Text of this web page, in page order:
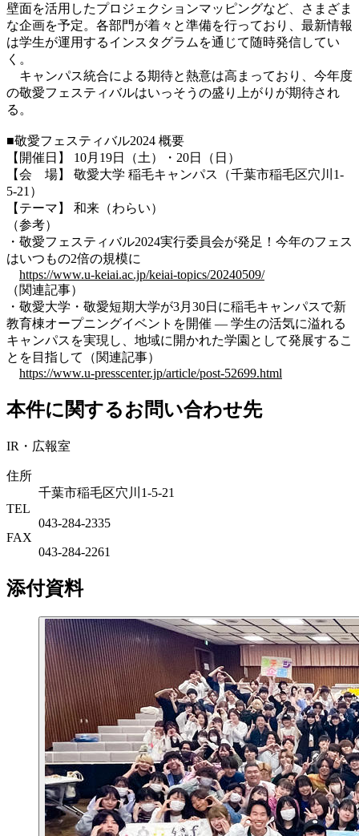
壁面を活用したプロジェクションマッピングなど、さまざま
な企画を予定。各部門が着々と準備を行っており、最新情報
は学生が運用するインスタグラムを通じて随時発信してい
く。
キャンパス統合による期待と熱意は高まっており、今年度
の敬愛フェスティバルはいっそうの盛り上がりが期待され
る。
■敬愛フェスティバル2024 概要
【開催日】 10月19日（土）・20日（日）
【会 場】 敬愛大学 稲毛キャンパス（千葉市稲毛区穴川1-
5-21）
【テーマ】 和来（わらい）
（参考）
・敬愛フェスティバル2024実行委員会が発足！今年のフェス
はいつもの2倍の規模に
https://www.u-keiai.ac.jp/keiai-topics/20240509/
（関連記事）
・敬愛大学・敬愛短期大学が3月30日に稲毛キャンパスで新
教育棟オープニングイベントを開催 ― 学生の活気に溢れる
キャンパスを実現し、地域に開かれた学園として発展するこ
とを目指して（関連記事）
https://www.u-presscenter.jp/article/post-52699.html
本件に関するお問い合わせ先
IR・広報室
住所
千葉市稲毛区穴川1-5-21
TEL
043-284-2335
FAX
043-284-2261
添付資料